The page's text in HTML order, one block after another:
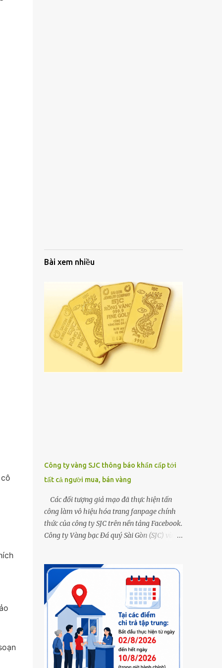
Bài xem nhiều
Công ty vàng SJC thông báo khẩn cấp tới
tất cả người mua, bán vàng
Các đối tượng giả mạo đã thực hiện tấn
công làm vô hiệu hóa trang fanpage chính
thức của công ty SJC trên nền tảng Facebook.
Công ty Vàng bạc Đá quý Sài Gòn (SJC) vừa
fanpage chính thức của công ty SJC trên nền
tảng Facebook (đường link page
www.facebook.com/sjcsaigon). Trước đó,
công ty liên tục ghi nhận và cảnh báo đến
khách hàng việc các đối tượng xấu giả mạo
Fanpage của SJC trên nền tảng Facebook
nhằm mục đích lừa đảo, trục lợi. Để bảo đảm
an toàn tài sản cho khách hàng, công ty SJC